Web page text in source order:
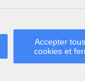
Accepter
cookies et